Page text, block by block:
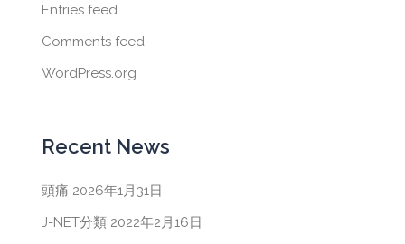
Entries feed
Comments feed
WordPress.org
Recent News
頭痛 2026年1月31日
J-NET分類 2022年2月16日